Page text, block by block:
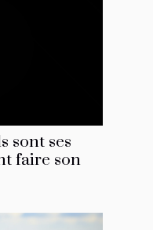
sont ses
faire son